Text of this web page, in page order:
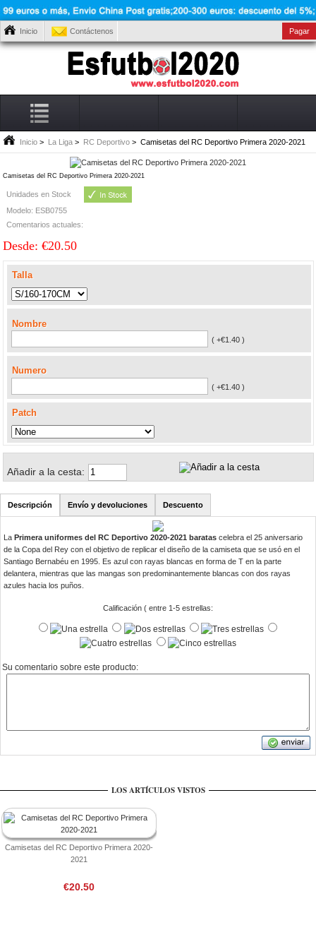
Inicio Contáctenos Pagar
Inicio > La Liga > RC Deportivo > Camisetas del RC Deportivo Primera 2020-2021
Camisetas del RC Deportivo Primera 2020-2021
Unidades en Stock
Modelo: ESB0755
Comentarios actuales:
Desde: €20.50
Talla
Nombre
( +€1.40 )
Numero
( +€1.40 )
Patch
Añadir a la cesta:
Descripción Envío y devoluciones Descuento
LaPrimera uniformes del RC Deportivo 2020-2021 baratas celebra el 25 aniversario
de la Copa del Rey con el objetivo de replicar el diseño de la camiseta que se usó en el
Santiago Bernabéu en 1995. Es azul con rayas blancas en forma de T en la parte
delantera, mientras que las mangas son predominantemente blancas con dos rayas
azules hacia los puños.
Calificación ( entre 1-5 estrellas:
Su comentario sobre este producto:
LOS ARTÍCULOS VISTOS
Camisetas del RC Deportivo Primera 2020-
2021
€20.50